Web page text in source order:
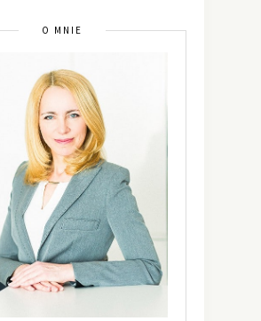
O MNIE